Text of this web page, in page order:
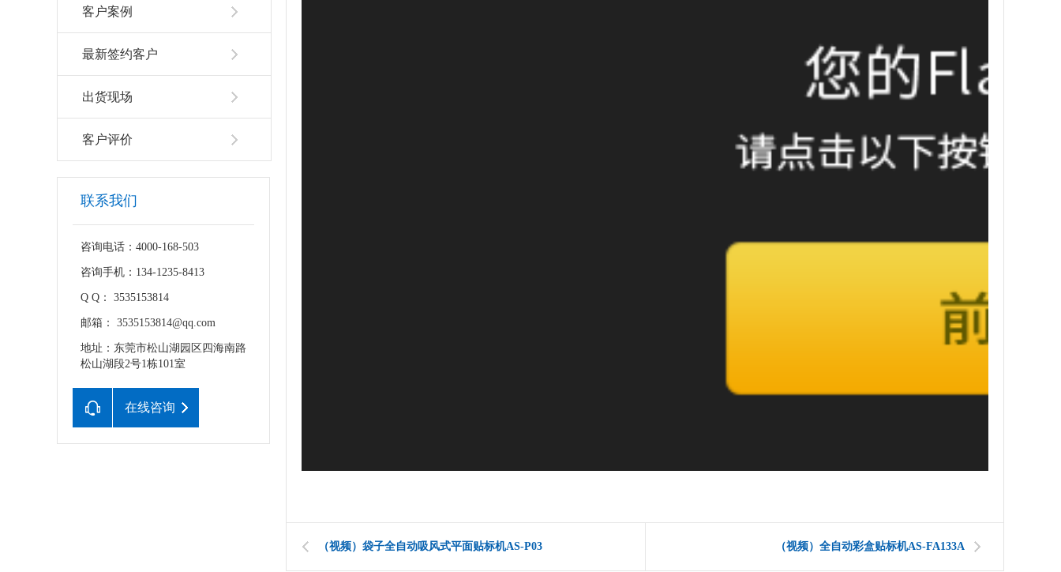
客户案例
最新签约客户
出货现场
客户评价
联系我们
咨询电话：4000-168-503
咨询手机：134-1235-8413
Q Q： 3535153814
邮箱： 3535153814@qq.com
地址：东莞市松山湖园区四海南路
松山湖段2号1栋101室
在线咨询
（视频）袋子全自动吸风式平面贴标机AS-P03 （视频）全自动彩盒贴标机AS-FA133A